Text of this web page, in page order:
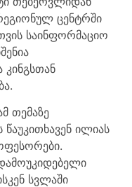
ცენტრში
საინფორმაციო
თემაზე
წაუკითხავენ ილიას
სვლაში